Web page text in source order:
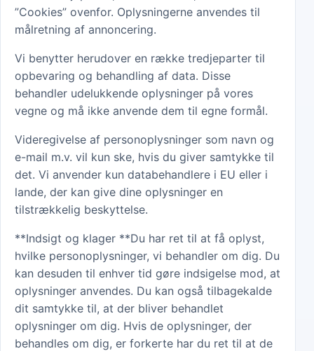
”Cookies” ovenfor. Oplysningerne anvendes til
målretning af annoncering.
Vi benytter herudover en række tredjeparter til
opbevaring og behandling af data. Disse
behandler udelukkende oplysninger på vores
vegne og må ikke anvende dem til egne formål.
Videregivelse af personoplysninger som navn og
e-mail m.v. vil kun ske, hvis du giver samtykke til
det. Vi anvender kun databehandlere i EU eller i
lande, der kan give dine oplysninger en
tilstrækkelig beskyttelse.
**Indsigt og klager **Du har ret til at få oplyst,
hvilke personoplysninger, vi behandler om dig. Du
kan desuden til enhver tid gøre indsigelse mod, at
oplysninger anvendes. Du kan også tilbagekalde
dit samtykke til, at der bliver behandlet
oplysninger om dig. Hvis de oplysninger, der
behandles om dig, er forkerte har du ret til at de